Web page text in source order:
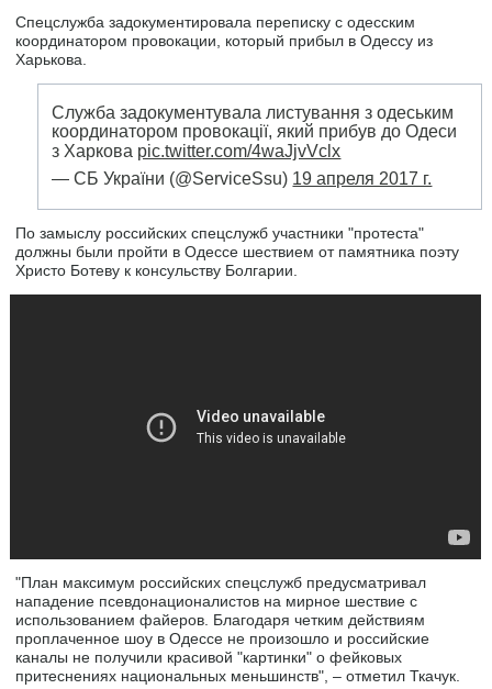
Спецслужба задокументировала переписку с одесским
координатором провокации, который прибыл в Одессу из
Харькова.
Служба задокументувала листування з одеським
координатором провокації, який прибув до Одеси
з Харкова pic.twitter.com/4waJjvVclx
— СБ України (@ServiceSsu) 19 апреля 2017 г.
По замыслу российских спецслужб участники "протеста"
должны были пройти в Одессе шествием от памятника поэту
Христо Ботеву к консульству Болгарии.
"План максимум российских спецслужб предусматривал
нападение псевдонационалистов на мирное шествие с
использованием файеров. Благодаря четким действиям
проплаченное шоу в Одессе не произошло и российские
каналы не получили красивой "картинки" о фейковых
притеснениях национальных меньшинств", – отметил Ткачук.